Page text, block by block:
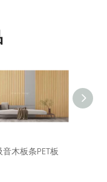
木板条PET板